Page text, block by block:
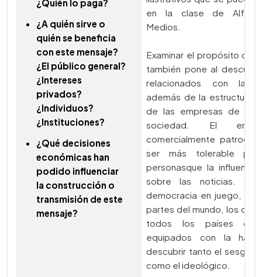
en la clase de
Medios.
Examinar el propósito de
también pone al
relacionados con la
además de la estructura
de las empresas de
sociedad. El
comercialmente
ser más tolerable
personasque la influencia
sobre las noticias.
democracia en juego, en
partes del mundo, los
todos los países
equipados con la
descubrir tanto el sesgo
como el ideológico.
¿Quién lo paga?
¿A quién sirve o
quién se beneficia
con este mensaje?
¿El público general?
¿Intereses
privados?
¿Individuos?
¿Instituciones?
¿Qué decisiones
económicas han
podido influenciar
la construcción o
transmisión de este
mensaje?